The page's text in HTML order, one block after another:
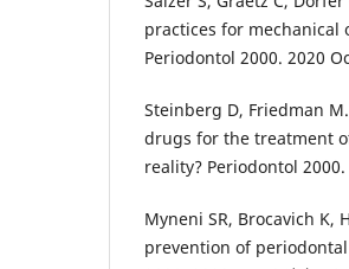
practices for mechanical
Periodontol 2000. 2020
Steinberg D, Friedman
drugs for the treatment
reality? Periodontol
Myneni SR, Brocavich K,
prevention of